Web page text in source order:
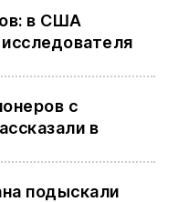
в США
с
в
подыскали